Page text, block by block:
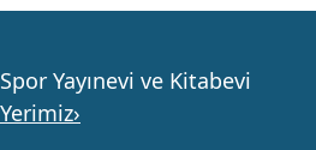
Spor Yayınevi ve Kitabevi
Yerimiz›